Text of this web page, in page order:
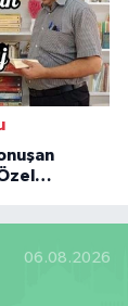
06.08.2026